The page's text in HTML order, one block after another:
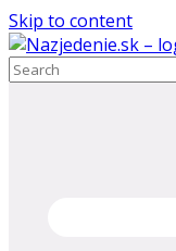
Skip to content